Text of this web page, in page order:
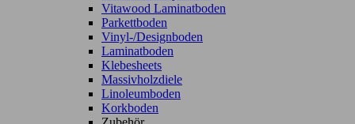
Vitawood Laminatboden
Parkettboden
Vinyl-/Designboden
Laminatboden
Klebesheets
Massivholzdiele
Linoleumboden
Korkboden